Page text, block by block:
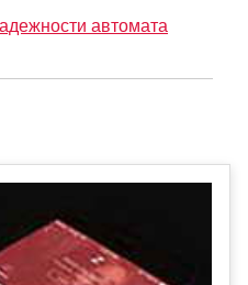
автомата